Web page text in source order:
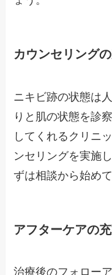
カウンセリング
ニキビ跡の状態は
りと肌の状態を診
してくれるクリニ
ンセリングを実施
ずは相談から始め
アフターケアの
治療後のフォロー